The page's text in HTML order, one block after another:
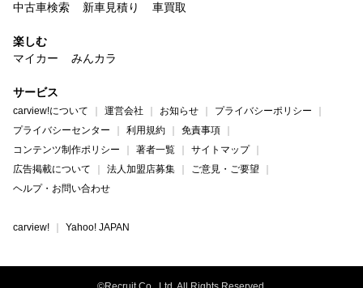
中古車検索
新車見積り 車買取
楽しむ
マイカー
みんカラ
サービス
carview!について 運営会社 お知らせ
プライバシーポリシー
プライバシーセンター
利用規約
免責事項
コンテンツ制作ポリシー
著者一覧
サイトマップ
広告掲載について
法人加盟店募集
ご意見・ご要望
ヘルプ・お問い合わせ
carview! Yahoo! JAPAN